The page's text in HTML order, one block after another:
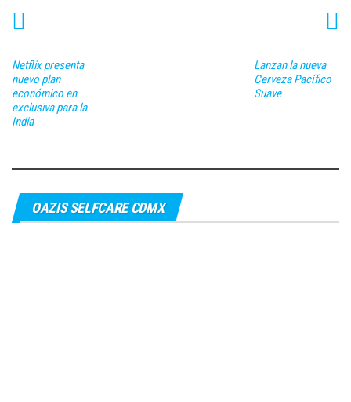
Netflix presenta
nuevo plan
económico en
exclusiva para la
India
Lanzan la nueva
Cerveza Pacífico
Suave
OAZIS SELFCARE CDMX